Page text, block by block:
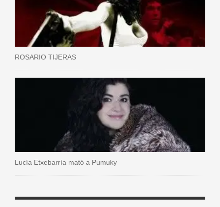
ROSARIO TIJERAS
Lucía Etxebarría mató a Pumuky